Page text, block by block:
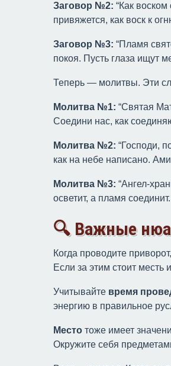
Заговор №2: “Как
привяжется, как воск к
Заговор №3: “Пламя
покоя. Пусть глаза ищут
Теперь — молитвы. Эти
Молитва №1: “Святая
Соедини нас, как
Молитва №2: “Господи,
как на небе написано.
Молитва №3: “Ангел-
осветит, а пламя
🔍 Важные
Когда проводите
Если за этим стоит месть
Учитывайте время
энергию в правильное
Место тоже имеет
Окружите себя